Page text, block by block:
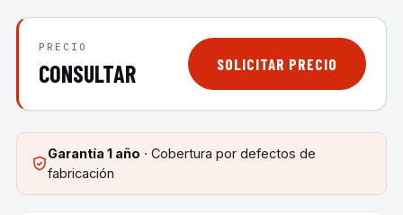
PRECIO
CONSULTAR SOLICITAR PRECIO
Garantía 1 año · Cobertura por defectos de
fabricación